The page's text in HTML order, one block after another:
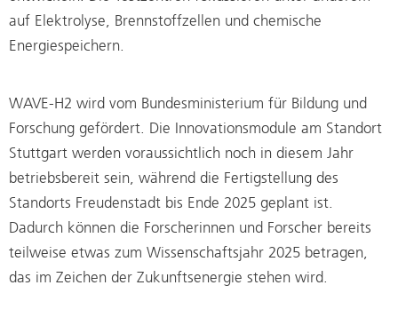
auf Elektrolyse, Brennstoffzellen und chemische
Energiespeichern.
WAVE-H2 wird vom Bundesministerium für Bildung und
Forschung gefördert. Die Innovationsmodule am Standort
Stuttgart werden voraussichtlich noch in diesem Jahr
betriebsbereit sein, während die Fertigstellung des
Standorts Freudenstadt bis Ende 2025 geplant ist.
Dadurch können die Forscherinnen und Forscher bereits
teilweise etwas zum Wissenschaftsjahr 2025 betragen,
das im Zeichen der Zukunftsenergie stehen wird.